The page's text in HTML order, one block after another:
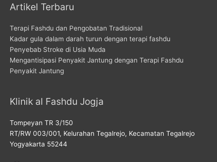
Artikel Terbaru
Terapi Fashdu dan Pengobatan Tradisional
Kadar gula dalam darah turun dengan terapi fashdu
Penyebab Stroke di Usia Muda
Mengantisipasi Penyakit Jantung dengan Terapi Fashdu
Penyakit Jantung
Klinik al Fashdu Jogja
Tompeyan TR 3/150
RT/RW 003/001, Kelurahan Tegalrejo, Kecamatan Tegalrejo
Yogyakarta 55244